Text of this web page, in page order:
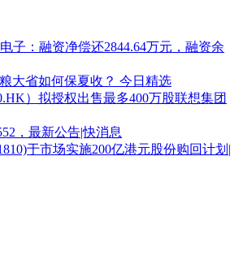
子：融资净偿还2844.64万元，融资余
大省如何保夏收？ 今日精选
）拟授权出售最多400万股联想集团
，最新公告|快消息
于市场实施200亿港元股份购回计划|